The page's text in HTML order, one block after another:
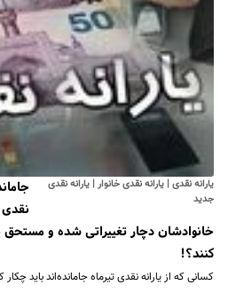
یارانه نقدی | یارانه نقدی خانوار | یارانه نقدی
جدید
نقدی
خانوادشان دچار تغییراتی شده و مستحق
کنند؟!
کسانی که از یارانه نقدی تیرماه جامانده‌اند باید چکار